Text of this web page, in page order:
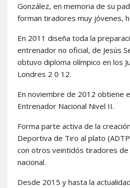
González, en memoria de su
forman tiradores muy jóvenes,
En 2011 diseña toda la
entrenador no oficial, de Jesús
obtuvo diploma olímpico en los
Londres 2 0 12.
En noviembre de 2012 obtiene
Entrenador Nacional Nivel II.
Forma parte activa de la
Deportiva de Tiro al plato
con otros veintidós tiradores
nacional.
Desde 2015 y hasta la